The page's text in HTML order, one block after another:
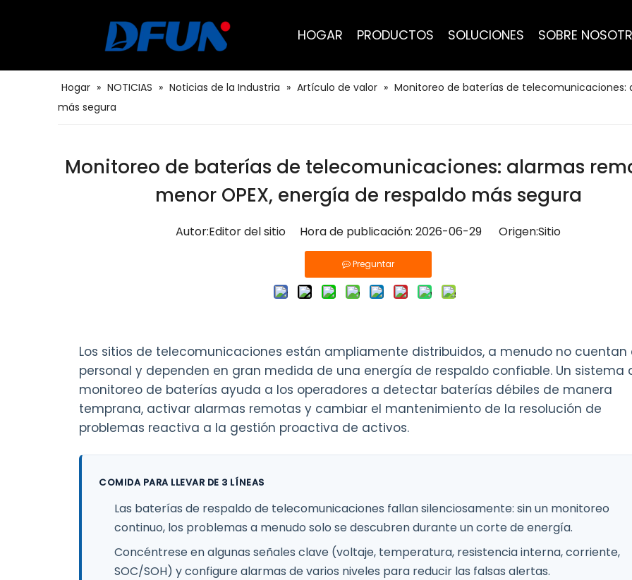
HOGAR PRODUCTOS SOLUCIONES SOBRE
Hogar » NOTICIAS » Noticias de la Industria » Artículo de valor » Monitoreo de baterías de telecomunicaciones:
más segura
Monitoreo de baterías de telecomunicaciones: alarmas
menor OPEX, energía de respaldo más segura
Autor:Editor del sitio Hora de publicación: 2026-06-29 Origen:Sitio
Preguntar
Los sitios de telecomunicaciones están ampliamente distribuidos, a menudo no cuentan
personal y dependen en gran medida de una energía de respaldo confiable. Un sistema
monitoreo de baterías ayuda a los operadores a detectar baterías débiles de manera
temprana, activar alarmas remotas y cambiar el mantenimiento de la resolución de
problemas reactiva a la gestión proactiva de activos.
COMIDA PARA LLEVAR DE 3 LÍNEAS
Las baterías de respaldo de telecomunicaciones fallan silenciosamente: sin un monitoreo
continuo, los problemas a menudo solo se descubren durante un corte de energía.
Concéntrese en algunas señales clave (voltaje, temperatura, resistencia interna, corriente,
SOC/SOH) y configure alarmas de varios niveles para reducir las falsas alertas.